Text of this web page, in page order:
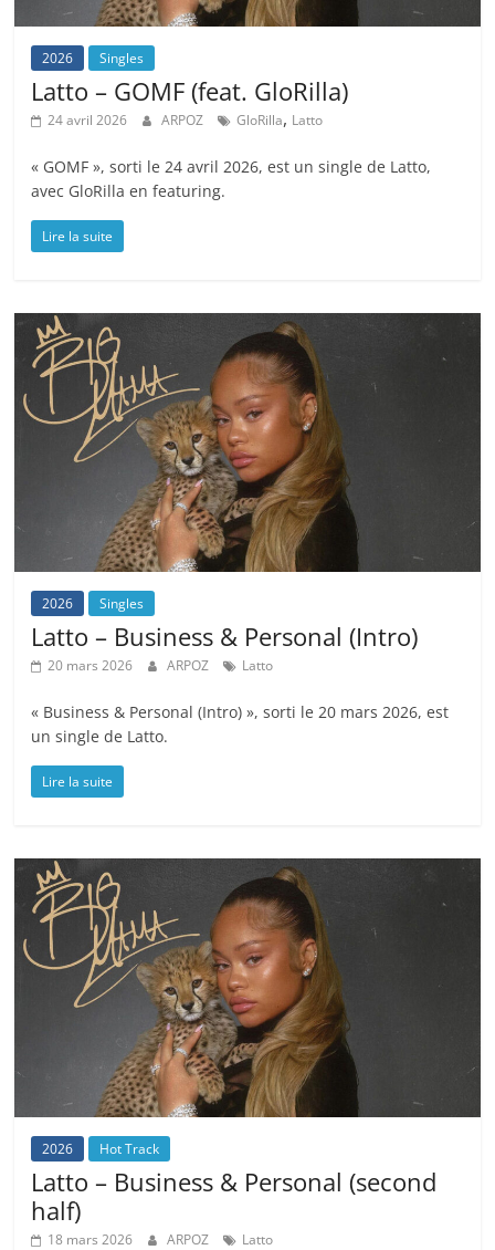
2026 Singles
Latto – GOMF (feat. GloRilla)
24 avril 2026 ARPOZ GloRilla, Latto
« GOMF », sorti le 24 avril 2026, est un single de Latto,
avec GloRilla en featuring.
Lire la suite
2026 Singles
Latto – Business & Personal (Intro)
20 mars 2026 ARPOZ Latto
« Business & Personal (Intro) », sorti le 20 mars 2026, est
un single de Latto.
Lire la suite
2026 Hot Track
Latto – Business & Personal (second
half)
18 mars 2026 ARPOZ Latto